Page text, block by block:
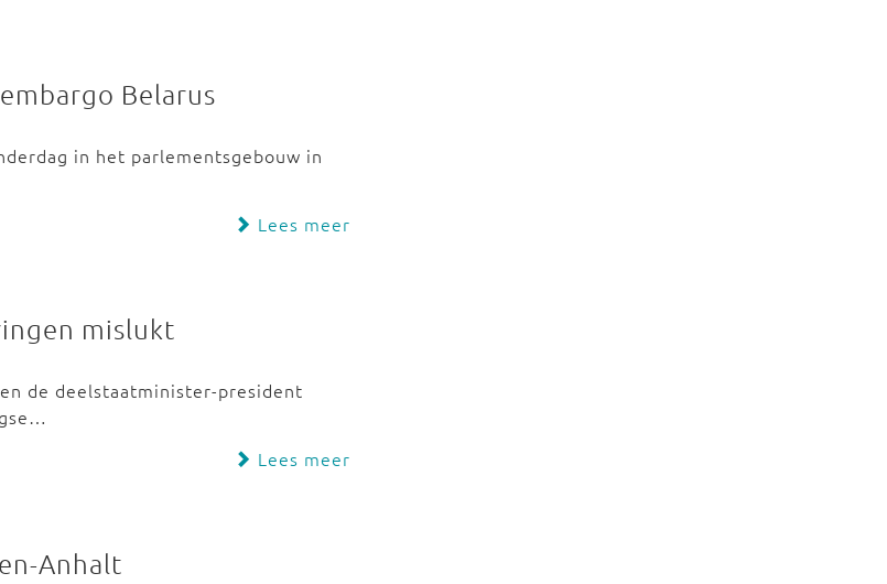
Belarus
in het parlementsgebouw in
Lees meer
mislukt
de deelstaatminister-president
Lees meer
Anhalt